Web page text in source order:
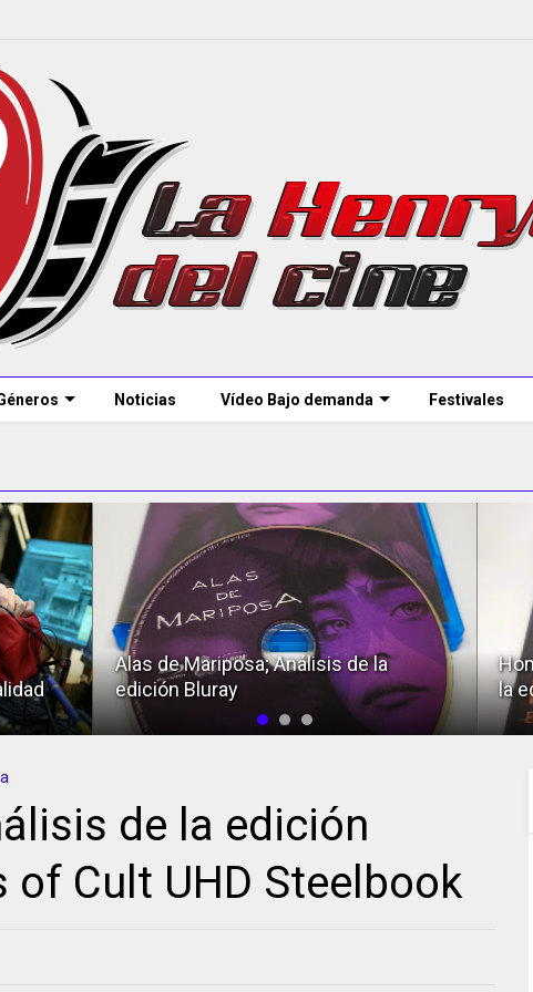
Noticias Vídeo Bajo demanda Festivales
Homicidio en primer grado; Análisis de
la edición Bluray
de la edición
of Cult UHD Steelbook